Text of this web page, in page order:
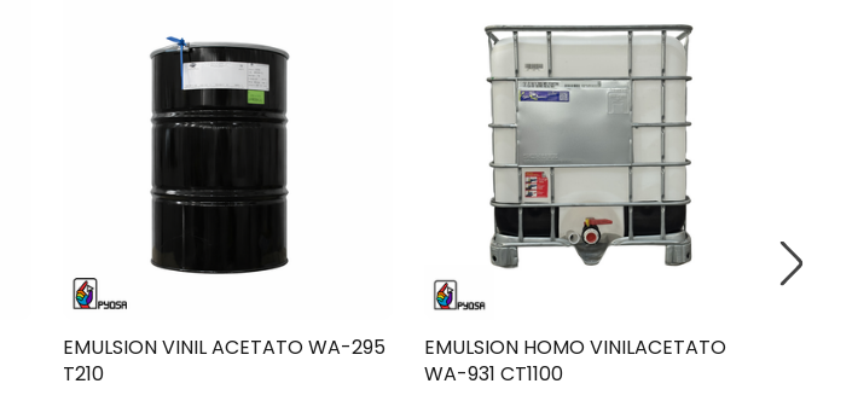
EMULSION VINIL ACETATO WA-295
T210
EMULSION HOMO VINILACETATO
WA-931 CT1100